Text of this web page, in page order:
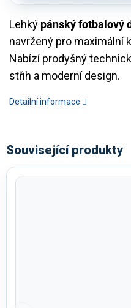
Lehký pánský fotbalový
navržený pro maximální
Nabízí prodyšný
střih a moderní design.
Detailní informace
Související produkty